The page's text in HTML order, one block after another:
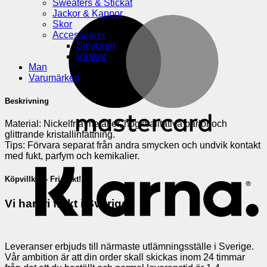
Sweaters & Stickat
Jackor & Kappor
Skor
Accessoarer
Smycken
Väskor
Man
Varumärken
Beskrivning
Material: Nickelfria metaller, högkvalitativa pärlor och
glittrande kristallinfattning.
Tips: Förvara separat från andra smycken och undvik kontakt
med fukt, parfym och kemikalier.
Köpvillkor - Fri frakt!
Vi har fri frakt i Sverige!
Leveranser erbjuds till närmaste utlämningsställe i Sverige.
Vår ambition är att din order skall skickas inom 24 timmar